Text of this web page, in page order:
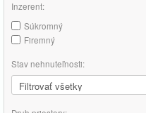
Inzerent:
Súkromný
Firemný
Stav nehnuteľnosti: